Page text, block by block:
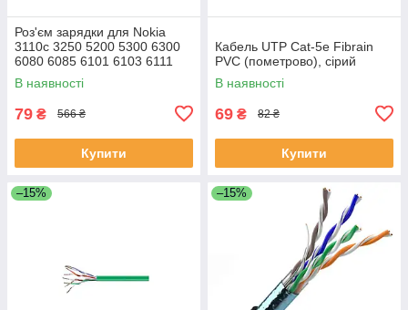
Роз'єм зарядки для Nokia
3110c 3250 5200 5300 6300
6080 6085 6101 6103 6111
6125 6131 6151 6233 6270
В наявності
79 ₴ 566 ₴
Купити
Кабель UTP Cat-5e Fibrain
PVC (пометрово), сірий
В наявності
69 ₴ 82 ₴
Купити
–15% –15%